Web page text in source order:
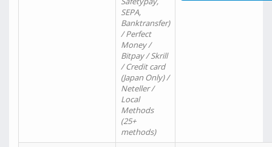
SEPA,
Banktransfer)
/ Perfect
Money /
Bitpay / Skrill
/ Credit card
(Japan Only) /
Neteller /
Local
Methods
(25+
methods)